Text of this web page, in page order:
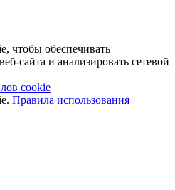
чтобы обеспечивать
сайта и анализировать сетевой
cookie
Правила использования